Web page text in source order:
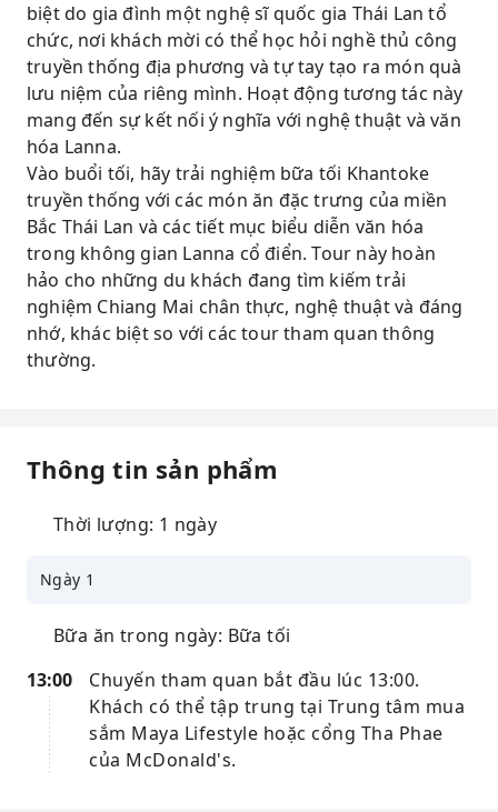
biệt do gia đình một nghệ sĩ quốc gia Thái Lan tổ
chức, nơi khách mời có thể học hỏi nghề thủ công
truyền thống địa phương và tự tay tạo ra món quà
lưu niệm của riêng mình. Hoạt động tương tác này
mang đến sự kết nối ý nghĩa với nghệ thuật và văn
hóa Lanna.
Vào buổi tối, hãy trải nghiệm bữa tối Khantoke
truyền thống với các món ăn đặc trưng của miền
Bắc Thái Lan và các tiết mục biểu diễn văn hóa
trong không gian Lanna cổ điển. Tour này hoàn
hảo cho những du khách đang tìm kiếm trải
nghiệm Chiang Mai chân thực, nghệ thuật và đáng
nhớ, khác biệt so với các tour tham quan thông
thường.
Thông tin sản phẩm
Thời lượng: 1 ngày
Ngày 1
Bữa ăn trong ngày: Bữa tối
13:00
Chuyến tham quan bắt đầu lúc 13:00.
Khách có thể tập trung tại Trung tâm mua
sắm Maya Lifestyle hoặc cổng Tha Phae
của McDonald's.